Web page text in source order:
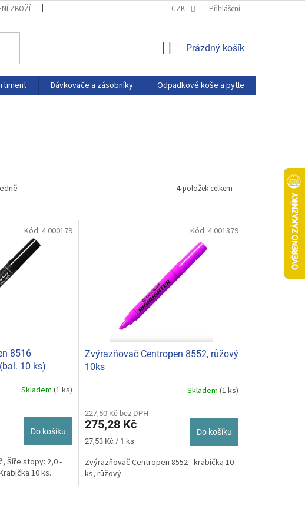
ZBOŽÍ PODMÍNKY OCHRANY OSOBNÍCH ÚDAJŮ
CZK Přihlášení
NÁKUPNÍ
Prázdný košík
Dávkovače a zásobníky Odpadkové koše a pytle
4položek celkem
8516
10 ks)
Skladem (1 ks)
Do košíku
Šíře stopy: 2,0 -
10 ks.
Kód: 4.000179
Zvýrazňovač Centropen 8552, růžový
10ks
Skladem (1 ks)
227,50 Kč bez DPH
275,28 Kč
Měrná
27,53 Kč / 1 ks
Do košíku
Zvýrazňovač Centropen 8552 - krabička 10
ks, růžový
Kód: 4.001379